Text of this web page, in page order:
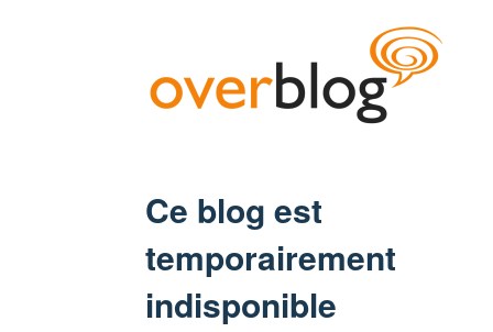
Ce blog est
temporairement
indisponible